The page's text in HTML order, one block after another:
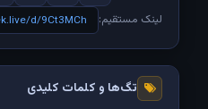
لینک مستقیم: d/9Ct3MCh
تگ‌ها و کلمات کلیدی